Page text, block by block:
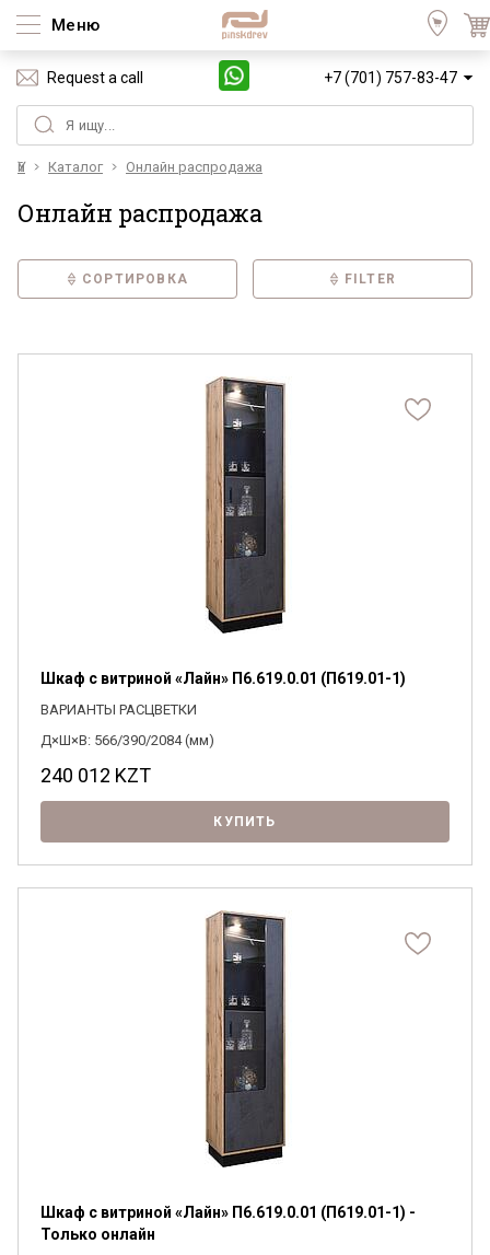
Меню
Request a call +7 (701) 757-83-47
Үй Каталог Онлайн распродажа
Онлайн распродажа
СОРТИРОВКА FILTER
Шкаф с витриной «Лайн» П6.619.0.01 (П619.01-1)
ВАРИАНТЫ РАСЦВЕТКИ
Д×Ш×В: 566/390/2084 (мм)
240 012 KZT
КУПИТЬ
Шкаф с витриной «Лайн» П6.619.0.01 (П619.01-1) -
Только онлайн